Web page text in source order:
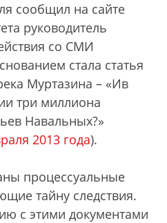
сообщил на сайте
руководитель
со СМИ
стала статья
Муртазина – «Ив
три миллиона
Навальных?»
2013 года).
процессуальные
тайну следствия.
с этими документами